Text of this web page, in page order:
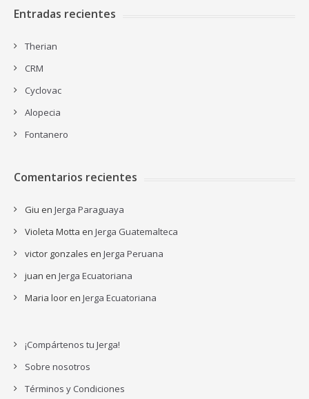
Entradas recientes
Therian
CRM
Cyclovac
Alopecia
Fontanero
Comentarios recientes
Giu en Jerga Paraguaya
Violeta Motta en Jerga Guatemalteca
victor gonzales en Jerga Peruana
juan en Jerga Ecuatoriana
Maria loor en Jerga Ecuatoriana
¡Compártenos tu Jerga!
Sobre nosotros
Términos y Condiciones